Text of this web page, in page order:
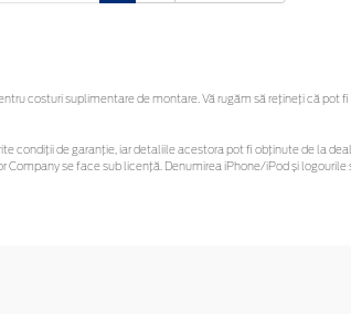
costuri suplimentare de montare. Vă rugăm să rețineți că
condiții de garanție, iar detaliile acestora pot fi obținute de la
Company se face sub licență. Denumirea iPhone/iPod și